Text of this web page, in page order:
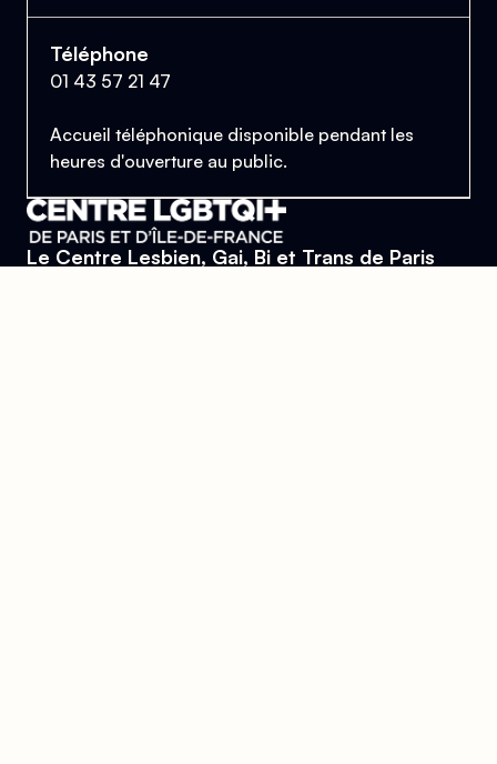
Téléphone
01 43 57 21 47
Accueil téléphonique disponible pendant les
heures d'ouverture au public.
Le Centre Lesbien, Gai, Bi et Trans de Paris